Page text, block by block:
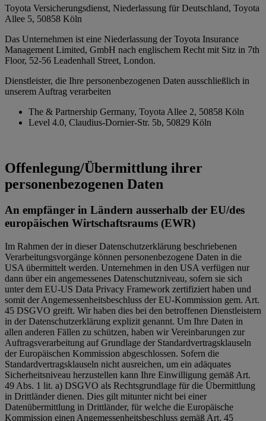
Toyota Versicherungsdienst, Niederlassung für Deutschland, Toyota
Allee 5, 50858 Köln
Das Unternehmen ist eine Niederlassung der Toyota Insurance
Management Limited, GmbH nach englischem Recht mit Sitz in 7th
Floor, 52-56 Leadenhall Street, London.
Dienstleister, die Ihre personenbezogenen Daten ausschließlich in
unserem Auftrag verarbeiten
The & Partnership Germany, Toyota Allee 2, 50858 Köln
Level 4.0, Claudius-Dornier-Str. 5b, 50829 Köln
Offenlegung/Übermittlung ihrer
personenbezogenen Daten
An empfänger in Ländern ausserhalb der EU/des
europäischen Wirtschaftsraums (EWR)
Im Rahmen der in dieser Datenschutzerklärung beschriebenen
Verarbeitungsvorgänge können personenbezogene Daten in die
USA übermittelt werden. Unternehmen in den USA verfügen nur
dann über ein angemessenes Datenschutzniveau, sofern sie sich
unter dem EU-US Data Privacy Framework zertifiziert haben und
somit der Angemessenheitsbeschluss der EU-Kommission gem. Art.
45 DSGVO greift. Wir haben dies bei den betroffenen Dienstleistern
in der Datenschutzerklärung explizit genannt. Um Ihre Daten in
allen anderen Fällen zu schützen, haben wir Vereinbarungen zur
Auftragsverarbeitung auf Grundlage der Standardvertragsklauseln
der Europäischen Kommission abgeschlossen. Sofern die
Standardvertragsklauseln nicht ausreichen, um ein adäquates
Sicherheitsniveau herzustellen kann Ihre Einwilligung gemäß Art.
49 Abs. 1 lit. a) DSGVO als Rechtsgrundlage für die Übermittlung
in Drittländer dienen. Dies gilt mitunter nicht bei einer
Datenübermittlung in Drittländer, für welche die Europäische
Kommission einen Angemessenheitsbeschluss gemäß Art. 45